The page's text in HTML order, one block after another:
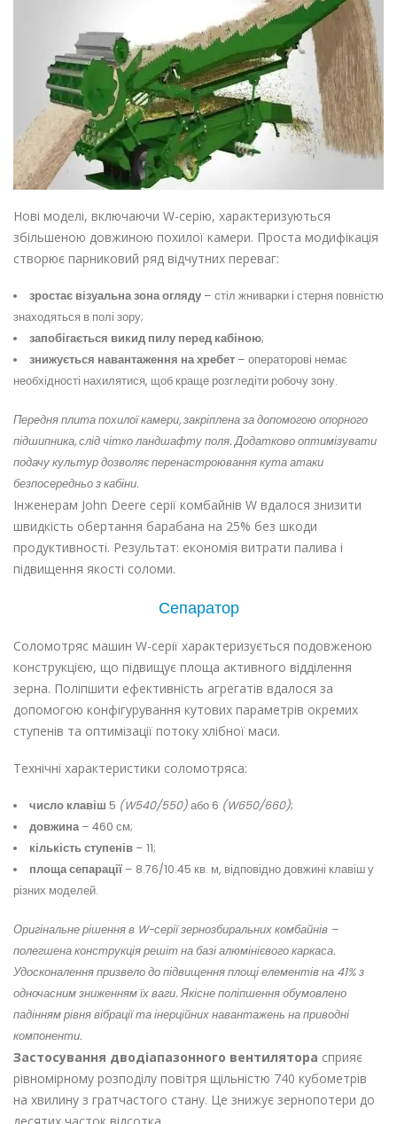
Нові моделі, включаючи W-серію, характеризуються
збільшеною довжиною похилої камери. Проста модифікація
створює парниковий ряд відчутних переваг:
зростає візуальна зона огляду– стіл жниварки і стерня повністю
знаходяться в полі зору;
запобігається викид пилу перед кабіною;
знижується навантаження на хребет– операторові немає
необхідності нахилятися, щоб краще розгледіти робочу зону.
Передня плита похилої камери, закріплена за допомогою опорного
підшипника, слід чітко ландшафту поля. Додатково оптимізувати
подачу культур дозволяє перенастроювання кута атаки
безпосередньо з кабіни.
Інженерам John Deere серії комбайнів W вдалося знизити
швидкість обертання барабана на 25% без шкоди
продуктивності. Результат: економія витрати палива і
підвищення якості соломи.
Сепаратор
Соломотряс машин W-серії характеризується подовженою
конструкцією, що підвищує площа активного відділення
зерна. Поліпшити ефективність агрегатів вдалося за
допомогою конфігурування кутових параметрів окремих
ступенів та оптимізації потоку хлібної маси.
Технічні характеристики соломотряса:
число клавіш 5 (W540/550)або 6 (W650/660);
довжина– 460 см;
кількість ступенів– 11;
площа сепарації– 8.76/10.45 кв. м, відповідно довжині клавіш у
різних моделей.
Оригінальне рішення в W-серії зернозбиральних комбайнів –
полегшена конструкція решіт на базі алюмінієвого каркаса.
Удосконалення призвело до підвищення площі елементів на 41% з
одночасним зниженням їх ваги. Якісне поліпшення обумовлено
падінням рівня вібрації та інерційних навантажень на приводні
компоненти.
Застосування дводіапазонного вентилятора сприяє
рівномірному розподілу повітря щільністю 740 кубометрів
на хвилину з гратчастого стану. Це знижує зернопотери до